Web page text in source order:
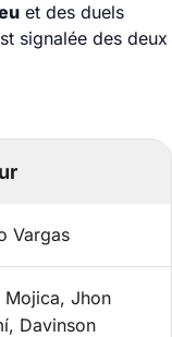
et des duels
signalée des deux
Vargas
Mojica, Jhon
Davinson